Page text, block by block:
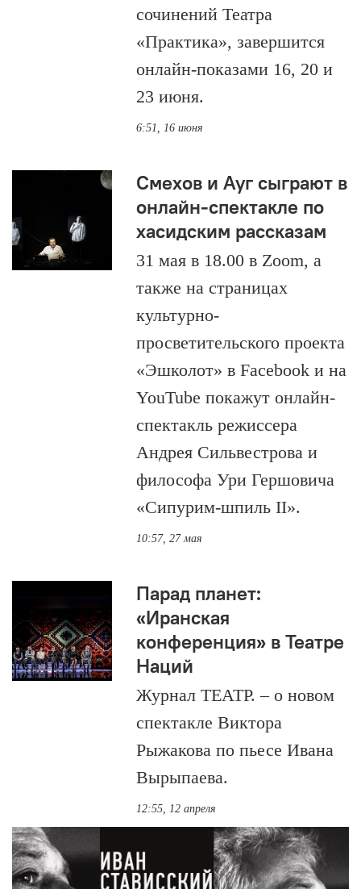
сочинений Театра
«Практика», завершится
онлайн-показами 16, 20 и
23 июня.
6:51, 16 июня
Смехов и Ауг сыграют в
онлайн-спектакле по
хасидским рассказам
31 мая в 18.00 в Zoom, а
также на страницах
культурно-
просветительского проекта
«Эшколот» в Facebook и на
YouTube покажут онлайн-
спектакль режиссера
Андрея Сильвестрова и
философа Ури Гершовича
«Сипурим-шпиль II».
10:57, 27 мая
Парад планет:
«Иранская
конференция» в Театре
Наций
Журнал ТЕАТР. – о новом
спектакле Виктора
Рыжакова по пьесе Ивана
Вырыпаева.
12:55, 12 апреля